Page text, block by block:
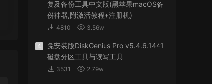
复及备份工具中文版(黑苹果macOS备
份神器,附激活教程+注册机)
4810 3.56w
4
免安装版DiskGenius Pro v5.4.6.1441
磁盘分区工具与读写工具
3531 2.79w